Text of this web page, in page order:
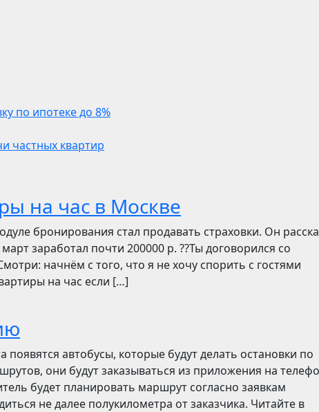
по ипотеке до 8%
частных квартир
на час в Москве
бронирования стал продавать страховки. Он
заработал почти 200000 р. ??Ты договорился со
начнём с того, что я не хочу спорить с гостями
на час если […]
автобусы, которые будут делать остановки по
они будут заказываться из приложения на
будет планировать маршрут согласно заявкам
не далее полукилометра от заказчика. Читайте в